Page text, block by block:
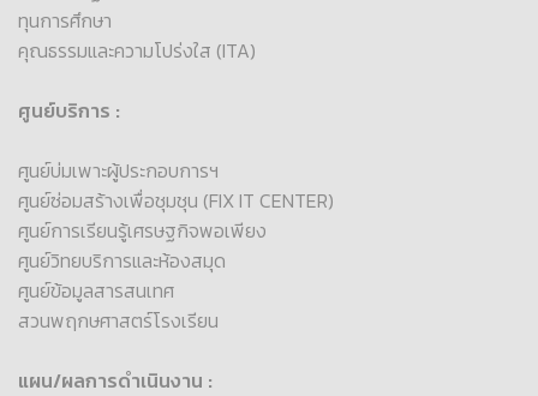
ทุนการศึกษา
คุณธรรมและความโปร่งใส (ITA)
ศูนย์บริการ :
ศูนย์บ่มเพาะผู้ประกอบการฯ
ศูนย์ซ่อมสร้างเพื่อชุมชุน (FIX IT CENTER)
ศูนย์การเรียนรู้เศรษฐกิจพอเพียง
ศูนย์วิทยบริการและห้องสมุด
ศูนย์ข้อมูลสารสนเทศ
สวนพฤกษศาสตร์โรงเรียน
แผน/ผลการดำเนินงาน :